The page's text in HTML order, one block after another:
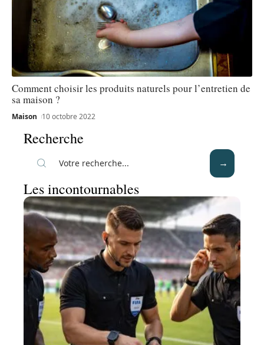
Comment choisir les produits naturels pour l’entretien de
sa maison ?
Maison 10 octobre 2022
Recherche
Les incontournables